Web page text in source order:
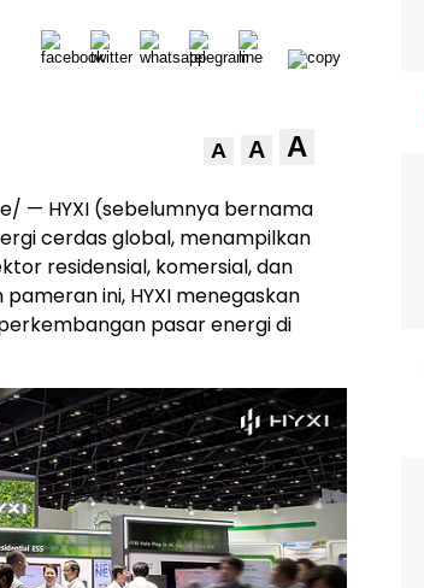
A A A
— HYXI (sebelumnya bernama
cerdas global, menampilkan
residensial, komersial, dan
pameran ini, HYXI menegaskan
pasar energi di